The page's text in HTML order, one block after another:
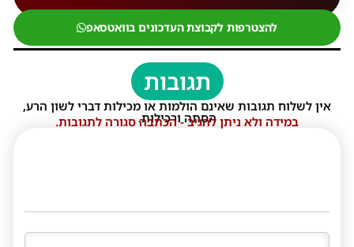
להצטרפות לקבוצת העדכונים בוואטסאפ
תגובות
אין לשלוח תגובות שאינם הולמות או מכילות דברי לשון הרע,
הסתה ורכילות.
במידה ולא ניתן להגיב - הכתבה סגורה לתגובות.